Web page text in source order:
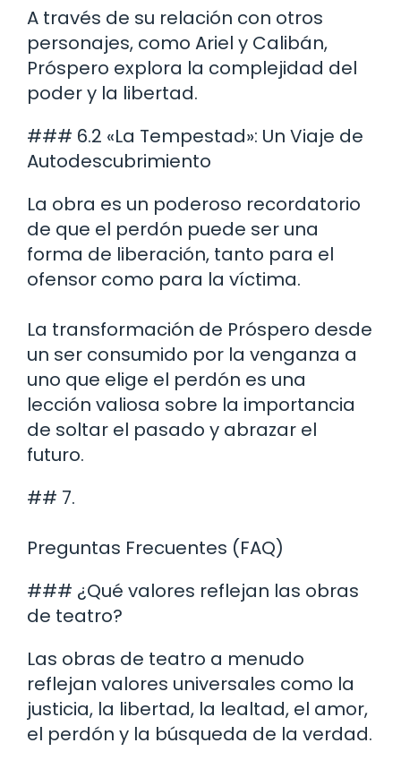
A través de su relación con otros
personajes, como Ariel y Calibán,
Próspero explora la complejidad del
poder y la libertad.
### 6.2 «La Tempestad»: Un Viaje de
Autodescubrimiento
La obra es un poderoso recordatorio
de que el perdón puede ser una
forma de liberación, tanto para el
ofensor como para la víctima.
La transformación de Próspero desde
un ser consumido por la venganza a
uno que elige el perdón es una
lección valiosa sobre la importancia
de soltar el pasado y abrazar el
futuro.
## 7.
Preguntas Frecuentes (FAQ)
### ¿Qué valores reflejan las obras
de teatro?
Las obras de teatro a menudo
reflejan valores universales como la
justicia, la libertad, la lealtad, el amor,
el perdón y la búsqueda de la verdad.